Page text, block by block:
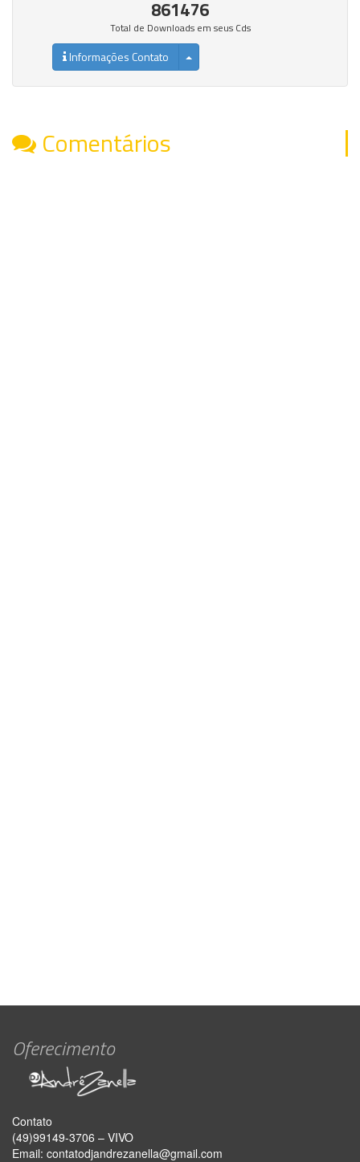
861476
Total de Downloads em seus Cds
Informações Contato
Comentários
Oferecimento
Contato
(49)99149-3706 – VIVO
Email: contatodjandrezanella@gmail.com